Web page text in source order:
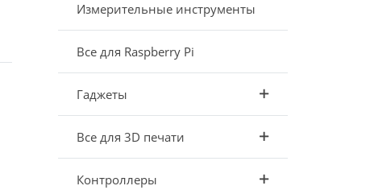
Измерительные инструменты
Все для Raspberry Pi
Гаджеты
Все для 3D печати
Контроллеры